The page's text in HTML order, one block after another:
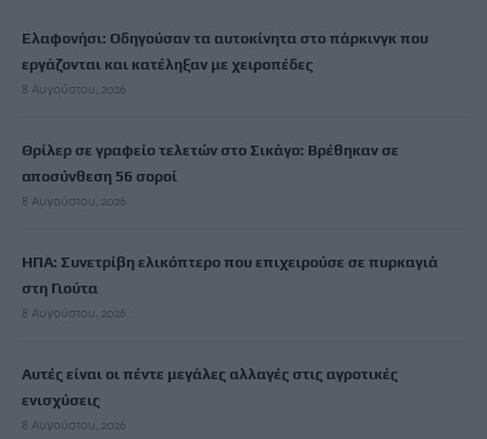
Ελαφονήσι: Οδηγούσαν τα αυτοκίνητα στο πάρκινγκ που
εργάζονται και κατέληξαν με χειροπέδες
8 Αυγούστου, 2026
Θρίλερ σε γραφείο τελετών στο Σικάγο: Βρέθηκαν σε
αποσύνθεση 56 σοροί
8 Αυγούστου, 2026
ΗΠΑ: Συνετρίβη ελικόπτερο που επιχειρούσε σε πυρκαγιά
στη Γιούτα
8 Αυγούστου, 2026
Αυτές είναι οι πέντε μεγάλες αλλαγές στις αγροτικές
ενισχύσεις
8 Αυγούστου, 2026